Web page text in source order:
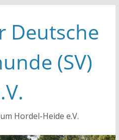
Deutsche
(SV)
Hordel-Heide e.V.